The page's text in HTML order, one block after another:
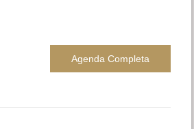
Agenda Completa